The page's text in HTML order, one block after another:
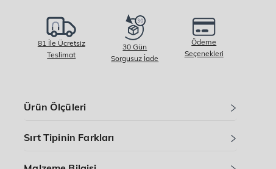
81 İle Ücretsiz
Teslimat
30 Gün
Sorgusuz İade
Ödeme
Seçenekleri
Ürün Ölçüleri
Sırt Tipinin Farkları